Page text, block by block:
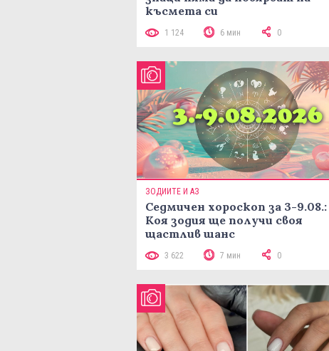
късмета си
1 124 6 мин 0
ЗОДИИТЕ И АЗ
Седмичен хороскоп за 3-9.08.:
Коя зодия ще получи своя
щастлив шанс
3 622 7 мин 0